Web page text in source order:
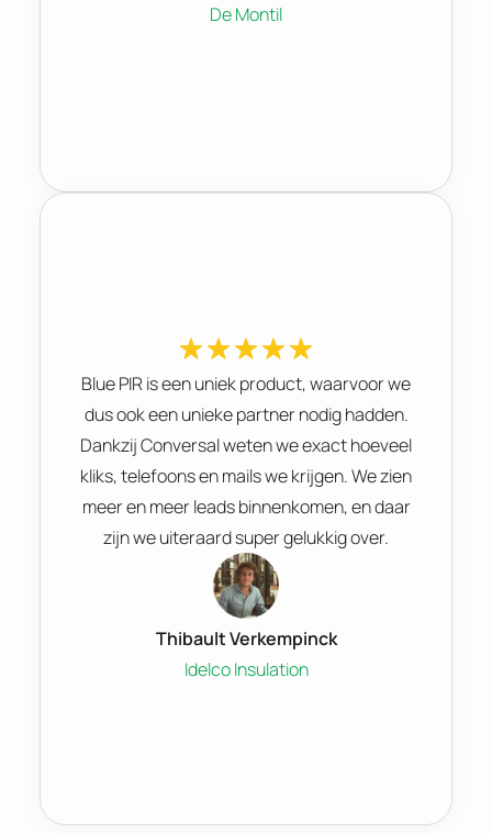
De Montil
Blue PIR is een uniek product, waarvoor we
dus ook een unieke partner nodig hadden.
Dankzij Conversal weten we exact hoeveel
kliks, telefoons en mails we krijgen. We zien
meer en meer leads binnenkomen, en daar
zijn we uiteraard super gelukkig over.
Thibault Verkempinck
Idelco Insulation